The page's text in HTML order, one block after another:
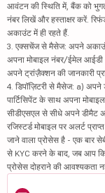
आवंटन की स्थिति में, बैंक को
नंबर लिखें और हस्ताक्षर करें.
अकाउंट में ही रहते हैं.
3. एक्सचेंज से मैसेज: अपने
अपना मोबाइल नंबर/ईमेल
अपने ट्रांज़ैक्शन की जानकारी
4. डिपॉज़िटरी से मैसेज: a)
पार्टिसिपेंट के साथ अपना
सीडीएसएल से सीधे अपने डीमैट
रजिस्टर्ड मोबाइल पर अलर्ट
जाने वाला प्रोसेस है - एक बार
से KYC करने के बाद, जब आप
प्रोसेस दोहराने की आवश्यकता